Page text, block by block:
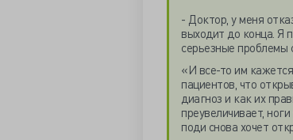
- Доктор, у меня
выходит до конца. Я
серьезные проблемы
«И все-то им
пациентов, что
диагноз и как их
преувеличивает,
поди снова хочет